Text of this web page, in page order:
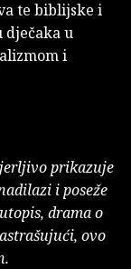
te biblijske i
dječaka u
i
prikazuje
i poseže
drama o
ovo